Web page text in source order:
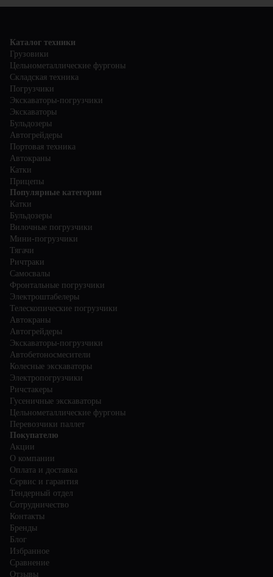
Каталог техники
Грузовики
Цельнометаллические фургоны
Складская техника
Погрузчики
Экскаваторы-погрузчики
Экскаваторы
Бульдозеры
Автогрейдеры
Портовая техника
Автокраны
Катки
Прицепы
Популярные категории
Катки
Бульдозеры
Вилочные погрузчики
Мини-погрузчики
Тягачи
Ричтраки
Самосвалы
Фронтальные погрузчики
Электроштабелеры
Телескопические погрузчики
Автокраны
Автогрейдеры
Экскаваторы-погрузчики
Автобетоносмесители
Колесные экскаваторы
Электропогрузчики
Ричстакеры
Гусеничные экскаваторы
Цельнометаллические фургоны
Перевозчики паллет
Покупателю
Акции
О компании
Оплата и доставка
Сервис и гарантия
Тендерный отдел
Сотрудничество
Контакты
Бренды
Блог
Избранное
Сравнение
Отзывы